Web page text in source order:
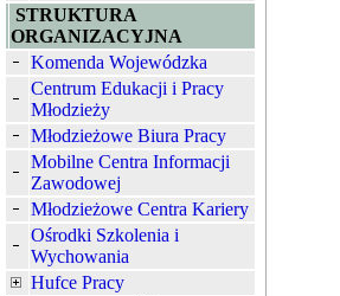
STRUKTURA
ORGANIZACYJNA
Komenda Wojewódzka
Centrum Edukacji i Pracy
Młodzieży
Młodzieżowe Biura Pracy
Mobilne Centra Informacji
Zawodowej
Młodzieżowe Centra Kariery
Ośrodki Szkolenia i
Wychowania
Hufce Pracy